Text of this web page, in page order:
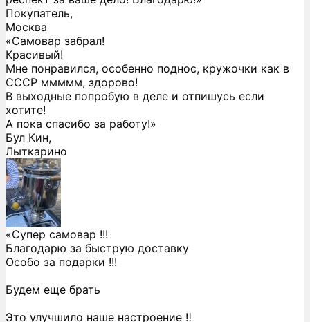
Покупатель,
Москва
«Самовар забрал!
Красивый!
Мне понравился, особенно поднос, кружочки как в
СССР ммммм, здорово!
В выходные попробую в деле и отпишусь если
хотите!
А пока спасибо за работу!»
Бул Кин,
Лыткарино
«Супер самовар !!!
Благодарю за быструю доставку
Особо за подарки !!!
Будем еще брать
Это улучшило наше настроение ‼️